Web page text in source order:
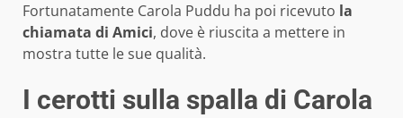
Fortunatamente Carola Puddu ha poi ricevuto la
chiamata di Amici, dove è riuscita a mettere in
mostra tutte le sue qualità.
I cerotti sulla spalla di Carola